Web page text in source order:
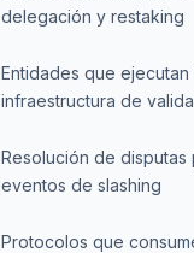
delegación y restaking
Entidades que ejecutan
infraestructura de
Resolución de disputas
eventos de slashing
Protocolos que